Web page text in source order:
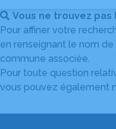
Vous ne trouvez pas
Pour affiner votre
en renseignant le nom
commune associée.
Pour toute question
vous pouvez également